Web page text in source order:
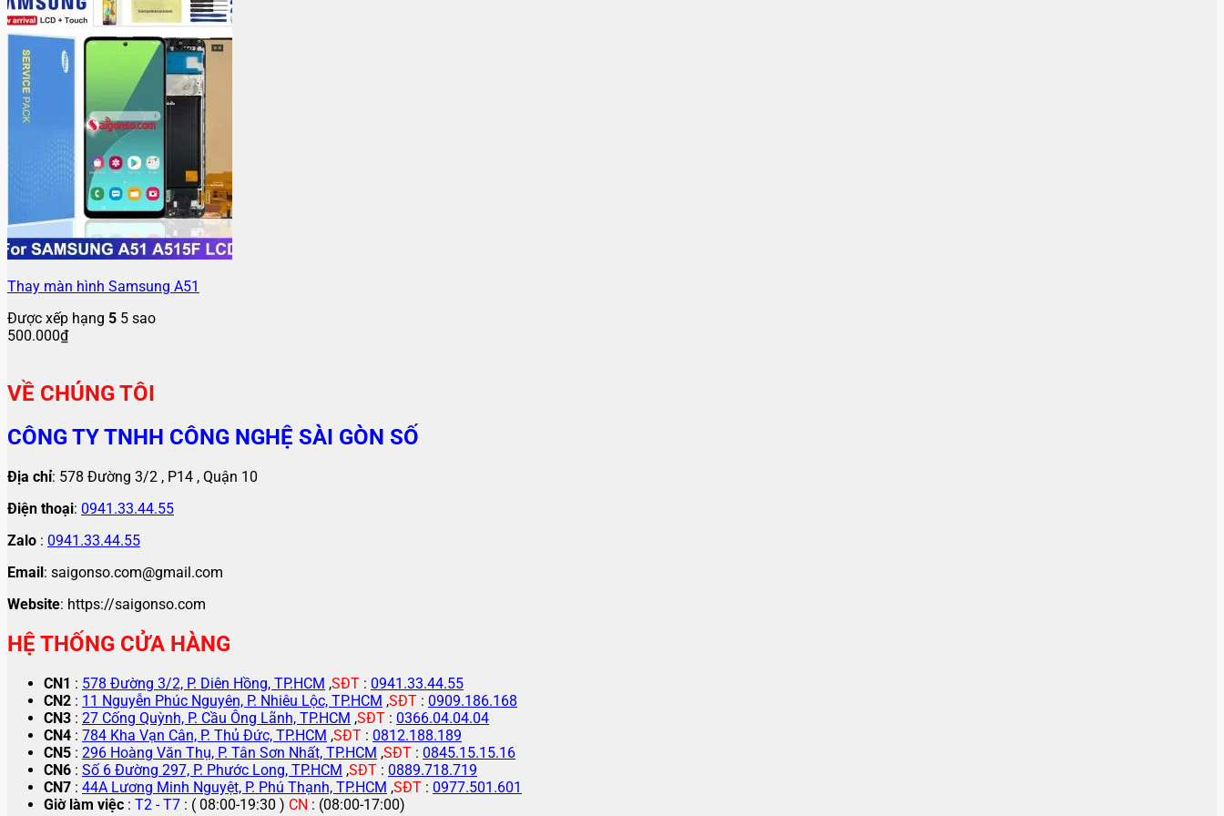
Thay màn hình Samsung A51
Được xếp hạng 5 5 sao
500.000₫
VỀ CHÚNG TÔI
CÔNG TY TNHH CÔNG NGHỆ SÀI GÒN SỐ
Địa chỉ: 578 Đường 3/2 , P14 , Quận 10
Điện thoại: 0941.33.44.55
Zalo : 0941.33.44.55
Email: saigonso.com@gmail.com
Website: https://saigonso.com
HỆ THỐNG CỬA HÀNG
CN1 : 578 Đường 3/2, P. Diên Hồng, TP.HCM ,SĐT : 0941.33.44.55
CN2 : 11 Nguyễn Phúc Nguyên, P. Nhiêu Lộc, TP.HCM ,SĐT : 0909.186.168
CN3 : 27 Cống Quỳnh, P. Cầu Ông Lãnh, TP.HCM ,SĐT : 0366.04.04.04
CN4 : 784 Kha Vạn Cân, P. Thủ Đức, TP.HCM ,SĐT : 0812.188.189
CN5 : 296 Hoàng Văn Thụ, P. Tân Sơn Nhất, TP.HCM ,SĐT : 0845.15.15.16
CN6 : Số 6 Đường 297, P. Phước Long, TP.HCM ,SĐT : 0889.718.719
CN7 : 44A Lương Minh Nguyệt, P. Phú Thạnh, TP.HCM ,SĐT : 0977.501.601
Giờ làm việc : T2 - T7 : ( 08:00-19:30 ) CN : (08:00-17:00)